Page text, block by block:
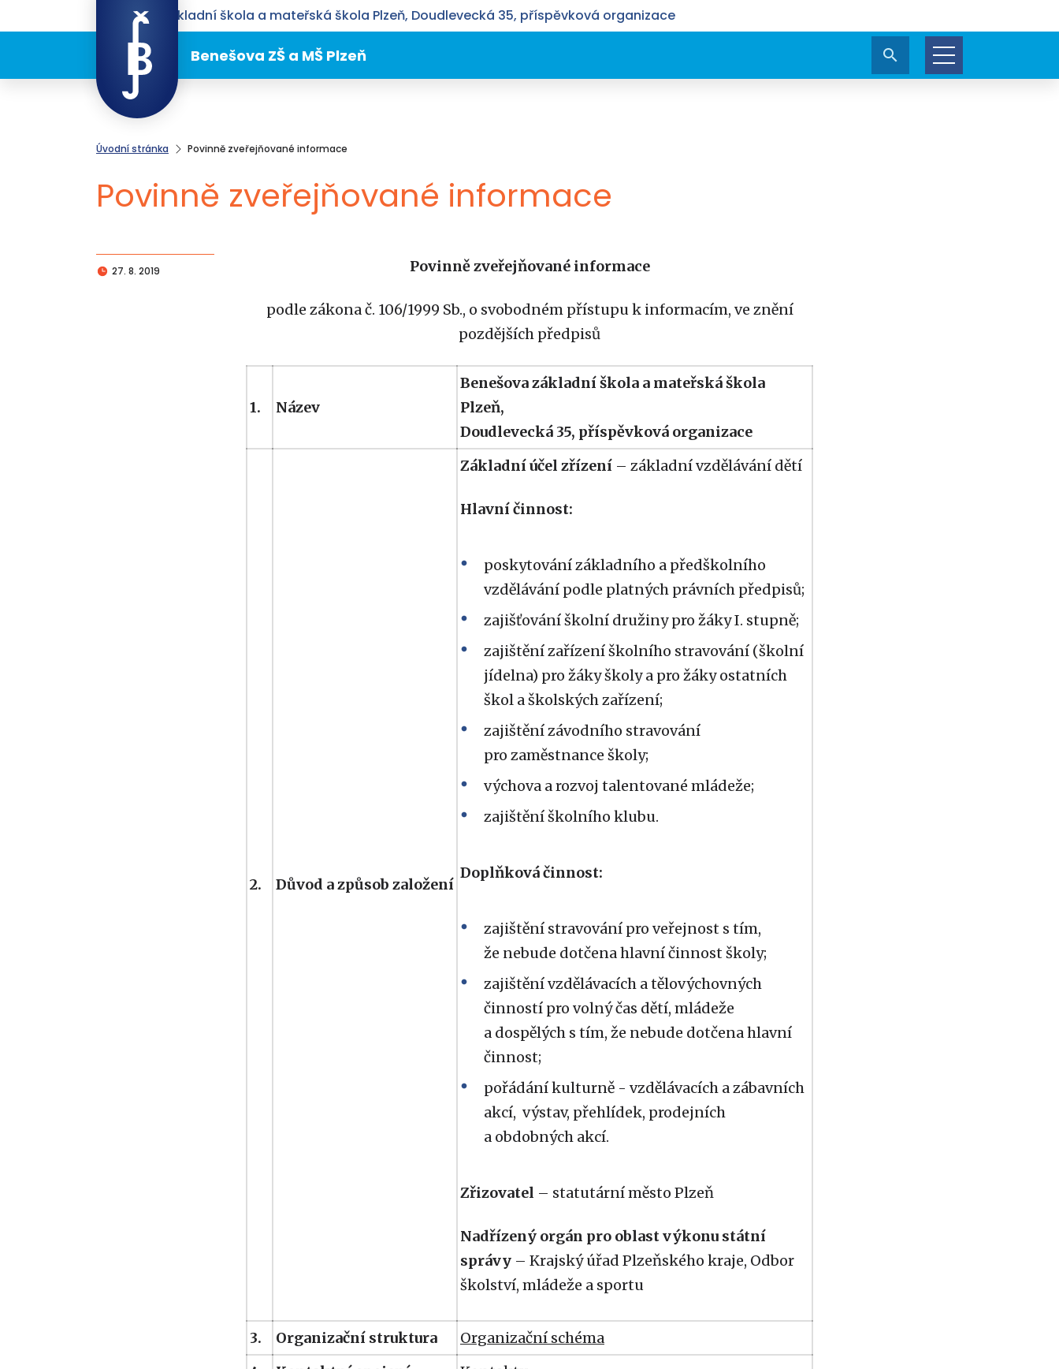
Benešova základní škola a mateřská škola Plzeň, Doudlevecká 35, příspěvková organizace
Benešova ZŠ a MŠ Plzeň
Úvodní stránka Povinně zveřejňované informace
Povinně zveřejňované informace
27. 8. 2019 Povinně zveřejňované informace
podle zákona č. 106/1999 Sb., o svobodném přístupu k informacím, ve znění
pozdějších předpisů
1. Název
Benešova základní škola a mateřská škola
Plzeň,
Doudlevecká 35, příspěvková organizace
2. Důvod a způsob založení
Základní účel zřízení – základní vzdělávání dětí
Hlavní činnost:
poskytování základního a předškolního
vzdělávání podle platných právních předpisů;
zajišťování školní družiny pro žáky I. stupně;
zajištění zařízení školního stravování (školní
jídelna) pro žáky školy a pro žáky ostatních
škol a školských zařízení;
zajištění závodního stravování
pro zaměstnance školy;
výchova a rozvoj talentované mládeže;
zajištění školního klubu.
Doplňková činnost:
zajištění stravování pro veřejnost s tím,
že nebude dotčena hlavní činnost školy;
zajištění vzdělávacích a tělovýchovných
činností pro volný čas dětí, mládeže
a dospělých s tím, že nebude dotčena hlavní
činnost;
pořádání kulturně - vzdělávacích a zábavních
akcí, výstav, přehlídek, prodejních
a obdobných akcí.
Zřizovatel – statutární město Plzeň
Nadřízený orgán pro oblast výkonu státní
správy – Krajský úřad Plzeňského kraje, Odbor
školství, mládeže a sportu
3. Organizační struktura
Organizační schéma